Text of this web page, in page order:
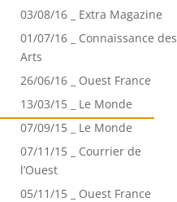
03/08/16 _ Extra Magazine
01/07/16 _ Connaissance des
Arts
26/06/16 _ Ouest France
13/03/15 _ Le Monde
07/09/15 _ Le Monde
07/11/15 _ Courrier de
l’Ouest
05/11/15 _ Ouest France